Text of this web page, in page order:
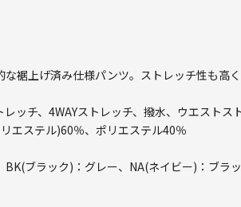
裾上げ済み仕様パンツ。ストレッチ性も高
ッチ、4WAYストレッチ、撥水、ウエストス
エステル)60％、ポリエステル40％
ブラック)：グレー、NA(ネイビー)：ブラ